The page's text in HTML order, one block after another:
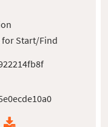
Start/Find